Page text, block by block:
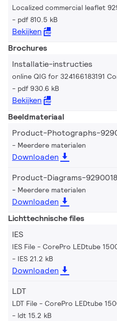
Localized commercial leaflet
pdf 810.5 kB
Bekijken
Brochures
Installatie-instructies
online QIG for 324166183191
pdf 930.6 kB
Bekijken
Beeldmateriaal
Product-Photographs-
Meerdere materialen
Downloaden
Product-Diagrams-
Meerdere materialen
Downloaden
Lichttechnische files
IES
IES File - CorePro LEDtube
IES 21.2 kB
Downloaden
LDT
LDT File - CorePro LEDtube
ldt 15.2 kB